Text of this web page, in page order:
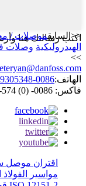
اكتب رسالتك هنا
<<السابق
الهيدروليكية وصلات
>>
الهاتف:0086-18989305348
فاكس: 0086- (0) 574-83071089
اقتران موصل
مواسير الفولاذ